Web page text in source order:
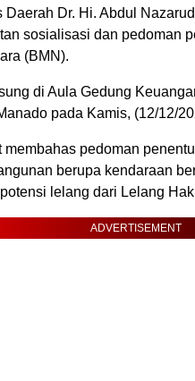
Daerah Dr. Hi. Abdul
sosialisasi dan pedoman
(BMN).
di Aula Gedung
pada Kamis, (12/12/
membahas pedoman
berupa kendaraan
lelang dari Lelang
ADVERTISEMENT